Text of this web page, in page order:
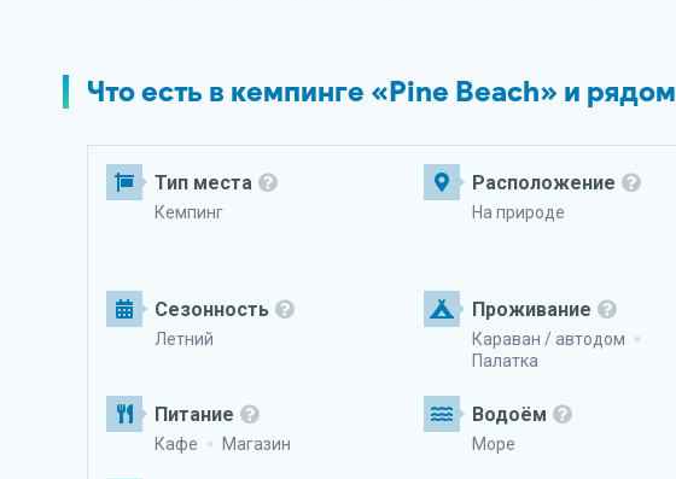
Что есть в кемпинге «Pine Beach» и рядом
Тип места
Кемпинг
Расположение
На природе
Сезонность
Летний
Проживание
Караван / автодом
Палатка
Питание
Кафе Магазин
Водоём
Море